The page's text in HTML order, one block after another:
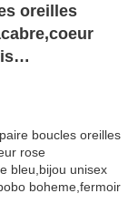
oreilles